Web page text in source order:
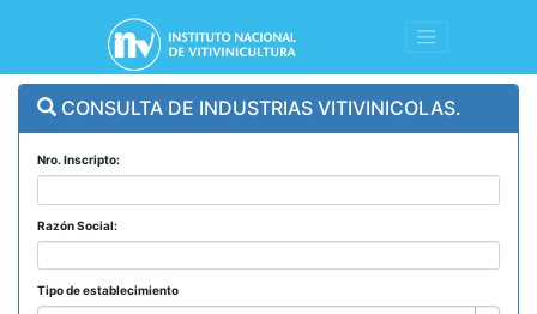
CONSULTA DE INDUSTRIAS VITIVINICOLAS.
Nro. Inscripto:
Razón Social:
Tipo de establecimiento